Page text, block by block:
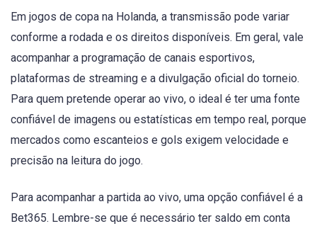
Em jogos de copa na Holanda, a transmissão pode variar
conforme a rodada e os direitos disponíveis. Em geral, vale
acompanhar a programação de canais esportivos,
plataformas de streaming e a divulgação oficial do torneio.
Para quem pretende operar ao vivo, o ideal é ter uma fonte
confiável de imagens ou estatísticas em tempo real, porque
mercados como escanteios e gols exigem velocidade e
precisão na leitura do jogo.
Para acompanhar a partida ao vivo, uma opção confiável é a
Bet365. Lembre-se que é necessário ter saldo em conta